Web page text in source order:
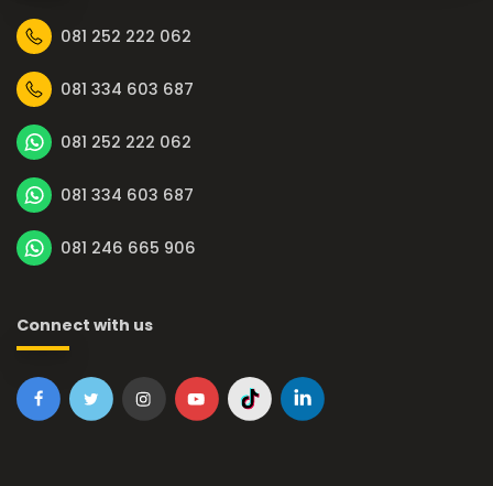
081 252 222 062
081 334 603 687
081 252 222 062
081 334 603 687
081 246 665 906
Connect with us